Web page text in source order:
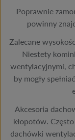
Poprawnie
powinny
Zalecane
Niestety
wentylacyjnymi,
by mogły
Akcesoria
kłopotów.
dachówki